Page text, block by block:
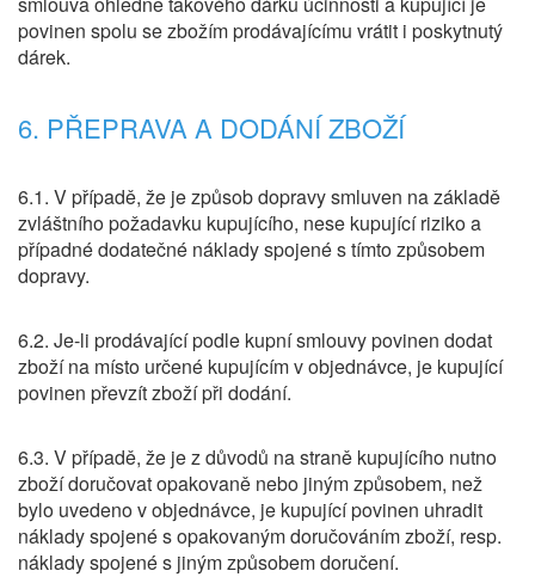
povinen spolu se zbožím prodávajícímu vrátit i poskytnutý
dárek.
6. PŘEPRAVA A DODÁNÍ ZBOŽÍ
6.1. V případě, že je způsob dopravy smluven na základě
zvláštního požadavku kupujícího, nese kupující riziko a
případné dodatečné náklady spojené s tímto způsobem
dopravy.
6.2. Je-li prodávající podle kupní smlouvy povinen dodat
zboží na místo určené kupujícím v objednávce, je kupující
povinen převzít zboží při dodání.
6.3. V případě, že je z důvodů na straně kupujícího nutno
zboží doručovat opakovaně nebo jiným způsobem, než
bylo uvedeno v objednávce, je kupující povinen uhradit
náklady spojené s opakovaným doručováním zboží, resp.
náklady spojené s jiným způsobem doručení.